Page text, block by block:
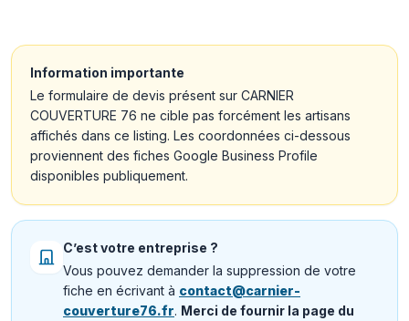
Information importante
Le formulaire de devis présent sur CARNIER
COUVERTURE 76 ne cible pas forcément les artisans
affichés dans ce listing. Les coordonnées ci-dessous
proviennent des fiches Google Business Profile
disponibles publiquement.
C’est votre entreprise ?
Vous pouvez demander la suppression de votre
fiche en écrivant à contact@carnier-
couverture76.fr. Merci de fournir la page du